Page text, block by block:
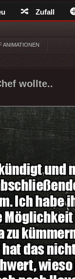
Zufall
ANIMATIONEN
wollte..